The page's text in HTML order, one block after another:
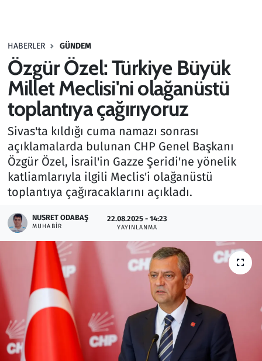
HABERLER GÜNDEM
Özgür Özel: Türkiye Büyük
Millet Meclisi'ni olağanüstü
toplantıya çağırıyoruz
Sivas'ta kıldığı cuma namazı sonrası
açıklamalarda bulunan CHP Genel Başkanı
Özgür Özel, İsrail'in Gazze Şeridi'ne yönelik
katliamlarıyla ilgili Meclis'i olağanüstü
toplantıya çağıracaklarını açıkladı.
NUSRET ODABAŞ
MUHABIR
22.08.2025 - 14:23
YAYINLANMA
Haber
Kültür Sanat
Kurumsal Haberler
Lezzet Durağı
Memur ve Kamu
Otomobil
Oyun
Ramazan
Resmi İlanlar
Rüya Tabirleri